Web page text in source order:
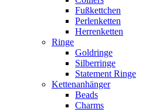
Fußkettchen
Perlenketten
Herrenketten
Ringe
Goldringe
Silberringe
Statement Ringe
Kettenanhänger
Beads
Charms